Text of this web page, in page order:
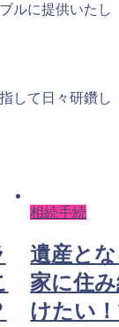
ルに提供いたし
して日々研鑽し
相続手続
遺産と
家に住
けたい